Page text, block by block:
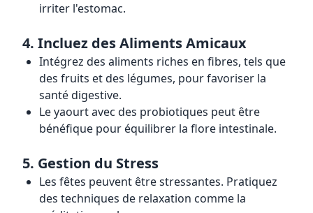
irriter l'estomac.
4. Incluez des Aliments Amicaux
Intégrez des aliments riches en fibres, tels que
des fruits et des légumes, pour favoriser la
santé digestive.
Le yaourt avec des probiotiques peut être
bénéfique pour équilibrer la flore intestinale.
5. Gestion du Stress
Les fêtes peuvent être stressantes. Pratiquez
des techniques de relaxation comme la